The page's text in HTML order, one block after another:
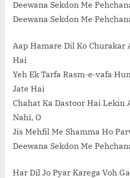
Deewana Sekdon Me
Deewana Sekdon Me
Aap Hamare Dil Ko Churakar
Hai
Yeh Ek Tarfa Rasm-e-vafa
Jate Hai
Chahat Ka Dastoor Hai Lekin
Nahi, O
Jis Mehfil Me Shamma Ho
Deewana Sekdon Me
Har Dil Jo Pyar Karega Voh